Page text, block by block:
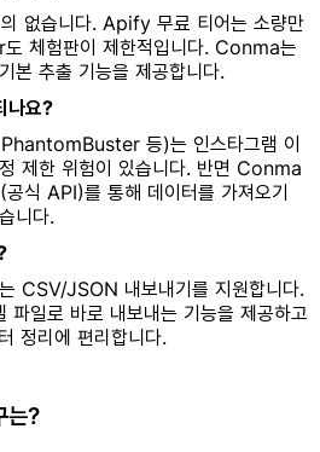
없습니다. Apify 무료 티어는 소량만
체험판이 제한적입니다. Conma는
본 추출 기능을 제공합니다.
나요?
등)는 인스타그램 이
제한 위험이 있습니다. 반면 Conma
식 API)를 통해 데이터를 가져오기
니다.
JSON 내보내기를 지원합니다.
일로 바로 내보내는 기능을 제공하고
정리에 편리합니다.
는?